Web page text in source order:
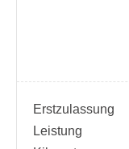
Erstzulassung
Leistung